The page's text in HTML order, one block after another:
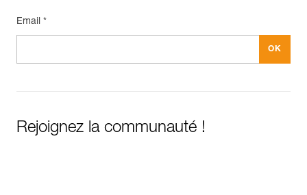
Email *
Rejoignez la communauté !